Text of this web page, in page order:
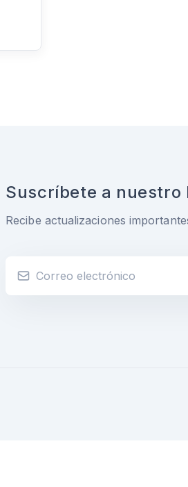
Suscríbete a nuestro
Recibe actualizaciones